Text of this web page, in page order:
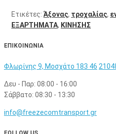
Ετικέτες: Άξονας, τροχαλίας,
ΕΞΑΡΤΗΜΑΤΑ, ΚΙΝΗΣΗΣ
ΕΠΙΚΟΙΝΩΝΙΑ
Φλωρίνης 9, Μοσχάτο 183 46
Δευ - Παρ: 08:00 - 16:00
Σάββατο: 08:30 - 13:30
info@freezecomtransport.gr